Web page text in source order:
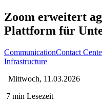
Zoom erweitert
Plattform für
CommunicationContact
Infrastructure
Mittwoch, 11.03.2026
7 min Lesezeit